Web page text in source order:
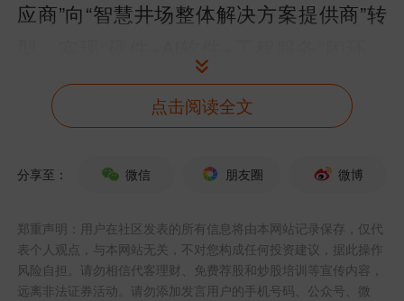
应商”向“智慧井场整体解决方案提供商”转
单井服务附加值提升30%-50%。
其技术体系支持远程化、少人化、自主化
钻井，特别适用于页岩气、煤层气、致密
储层追踪、复杂工况预警等场景展现显著
商业化价值。
点击阅读全文
分享至： 微信 朋友圈 微博
郑重声明：用户在社区发表的所有信息将由本网站记录保存，仅代
表个人观点，与本网站无关，不对您构成任何投资建议，据此操作
风险自担。请勿相信代客理财、免费荐股和炒股培训等宣传内容，
远离非法证券活动。请勿添加发言用户的手机号码、公众号、微